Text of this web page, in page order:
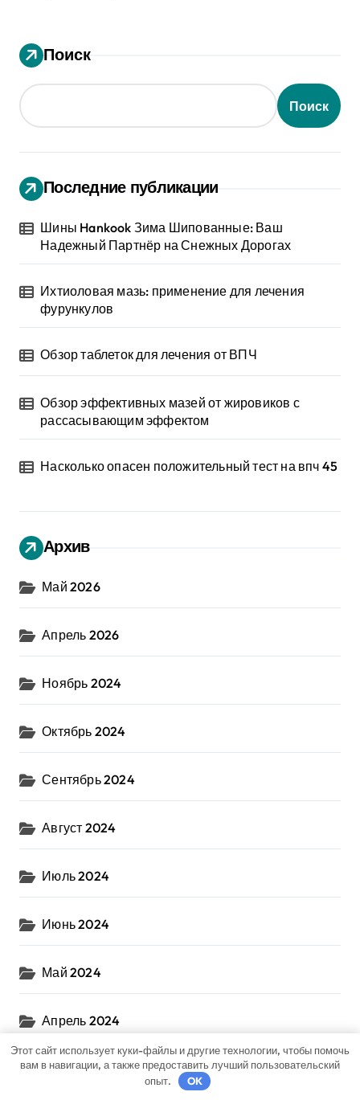
Поиск
Поиск
Последние публикации
Шины Hankook Зима Шипованные: Ваш
Надежный Партнёр на Снежных Дорогах
Ихтиоловая мазь: применение для лечения
фурункулов
Обзор таблеток для лечения от ВПЧ
Обзор эффективных мазей от жировиков с
рассасывающим эффектом
Насколько опасен положительный тест на впч 45
Архив
Май 2026
Апрель 2026
Ноябрь 2024
Октябрь 2024
Сентябрь 2024
Август 2024
Июль 2024
Июнь 2024
Май 2024
Апрель 2024
Март 2024
Этот сайт использует куки-файлы и другие технологии, чтобы помочь
вам в навигации, а также предоставить лучший пользовательский
опыт.
OK